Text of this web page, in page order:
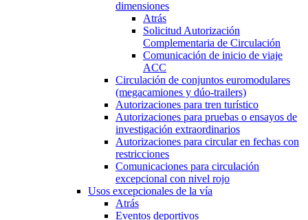
dimensiones
Atrás
Solicitud Autorización
Complementaria de Circulación
Comunicación de inicio de viaje
ACC
Circulación de conjuntos euromodulares
(megacamiones y dúo-trailers)
Autorizaciones para tren turístico
Autorizaciones para pruebas o ensayos de
investigación extraordinarios
Autorizaciones para circular en fechas con
restricciones
Comunicaciones para circulación
excepcional con nivel rojo
Usos excepcionales de la vía
Atrás
Eventos deportivos